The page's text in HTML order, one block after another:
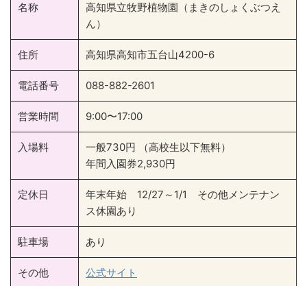
名称
高知県立牧野植物園（まきのしょくぶつえ
ん）
住所 高知県高知市五台山4200-6
電話番号 088-882-2601
営業時間 9:00〜17:00
入場料
一般730円 （高校生以下無料）
年間入園券2,930円
定休日
年末年始 12/27～1/1 その他メンテナン
ス休園あり
駐車場 あり
その他 公式サイト